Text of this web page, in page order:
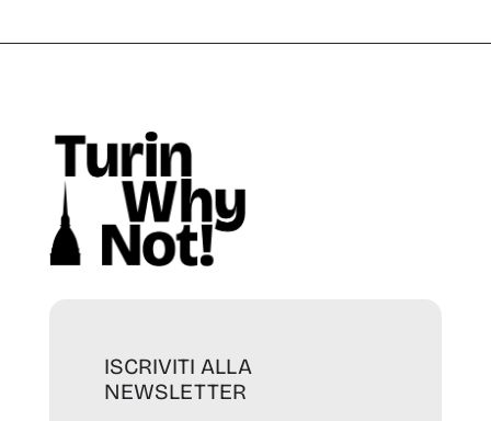
ISCRIVITI ALLA
NEWSLETTER